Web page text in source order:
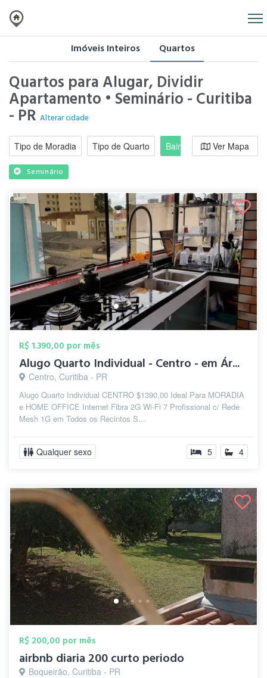
Imóveis Inteiros Quartos
Quartos para Alugar, Dividir
Apartamento • Seminário - Curitiba
- PR Alterar cidade
Tipo de Moradia Tipo de Quarto Bairro / RegiãoVer Mapa
Seminário
R$ 1.390,00 por mês
Alugo Quarto Individual - Centro - em Ár...
Centro, Curitiba - PR
Alugo Quarto Individual CENTRO $1390,00 Ideal Para MORADIA
e HOME OFFICE Internet Fibra 2G Wi-Fi 7 Profissional c/ Rede
Mesh 1G em Todos os Recintos S...
Qualquer sexo 5 4
R$ 200,00 por mês
airbnb diaria 200 curto periodo
Boqueirão, Curitiba - PR